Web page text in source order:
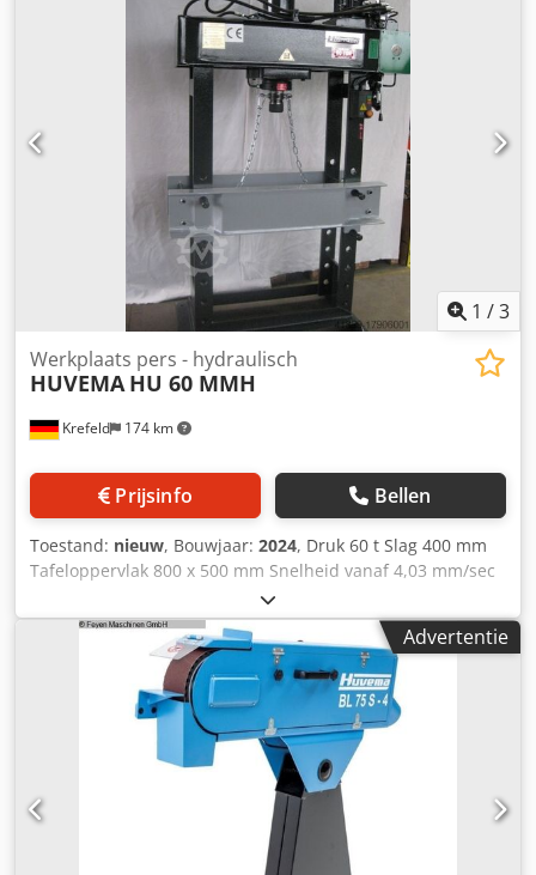
Hz Totale vermogensbehoefte: 1,5 kW Machinegewicht ca.:
0,46 t Benodigde ruimte ca.: 1,2 x 0,7 x 2,4 m Met
koelmiddel- en draadsnij-inrichting Instelbare boordiepte
met automatische uitschakeling Links-rechtsdraaiende
spindel Verstelbare spanenbescherming Dcodjy H Nvbspfx
Ah Sok
1 /3
Krefeld 174 km
Werkplaats pers - hydraulisch
HUVEMA HU 60 MMH
Prijsinfo Bellen
Toestand: nieuw, Bouwjaar: 2024, Druk 60 t Slag 400 mm
Tafeloppervlak 800 x 500 mm Snelheid vanaf 4,03 mm/sec
Snelheid tot 5,82 mm/sec Kolomdoorgang 820 mm Max.
oliedruk in werkcilinder 400 bar Olie-inhoud 26 liter
Spanning 400 V / 50 Hz Totaal benodigd vermogen 3 kW
Machinegewicht ca. 0,55 ton Benodigde ruimte ca. 1,5 x 0,9
x 2,1 m Werkplaatspers, Dcsdpfx Ahevcrmvo Sek
Handmatige en hydraulische bediening Perscilinder kan
horizontaal worden bewogen, Werktafel is in hoogte
verstelbaar via hydraulische cilinder, Cilinderdiameter 150
mm, diameter zuigerbasis 85 mm,
Advertentie